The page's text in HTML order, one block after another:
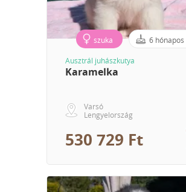
szuka 6 hónapos
Ausztrál juhászkutya
Karamelka
Varsó
Lengyelország
530 729 Ft